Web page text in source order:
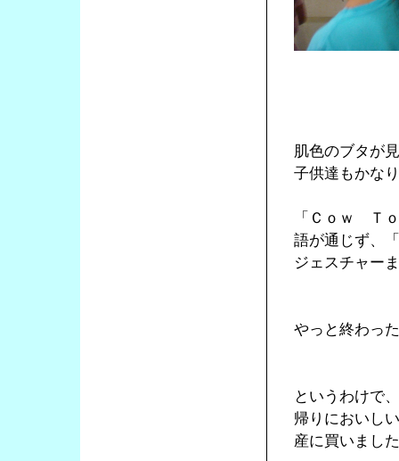
肌色のブタが
子供達もかな
「Ｃｏｗ Ｔ
語が通じず、
ジェスチャー
やっと終わっ
というわけで
帰りにおいし
産に買いまし